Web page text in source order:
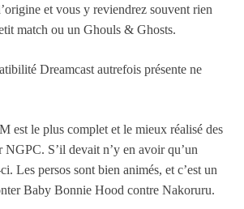
et vous y reviendrez souvent rien
match ou un Ghouls & Ghosts.
Dreamcast autrefois présente ne
est le plus complet et le mieux réalisé des
NGPC. S’il devait n’y en avoir qu’un
Les persos sont bien animés, et c’est un
Baby Bonnie Hood contre Nakoruru.